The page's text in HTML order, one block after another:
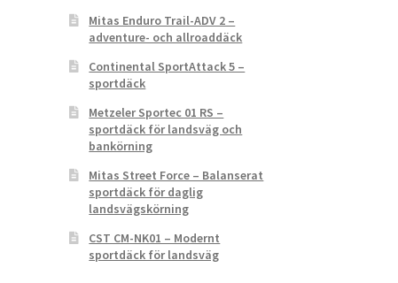
Mitas Enduro Trail-ADV 2 –
adventure- och allroaddäck
Continental SportAttack 5 –
sportdäck
Metzeler Sportec 01 RS –
sportdäck för landsväg och
bankörning
Mitas Street Force – Balanserat
sportdäck för daglig
landsvägskörning
CST CM-NK01 – Modernt
sportdäck för landsväg